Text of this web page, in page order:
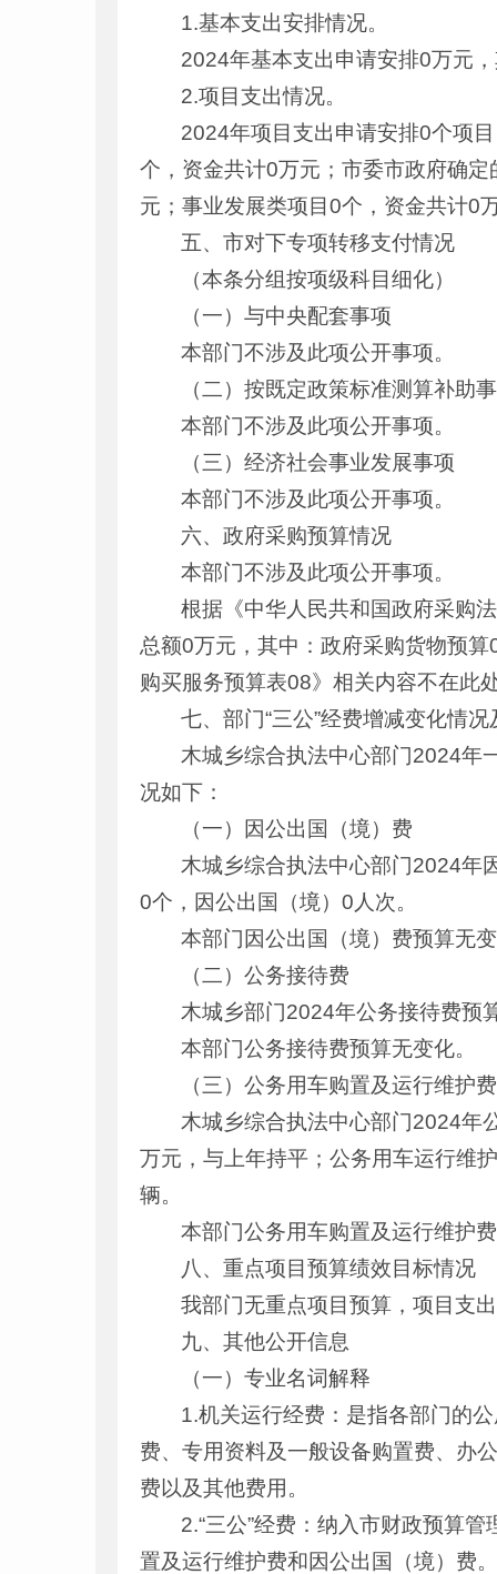
1.基本支出安排情况。
2024年基本支出申请安排0万元
2.项目支出情况。
2024年项目支出申请安排0个项
个，资金共计0万元；市委市政府确
元；事业发展类项目0个，资金共计0
五、市对下专项转移支付情况
（本条分组按项级科目细化）
（一）与中央配套事项
本部门不涉及此项公开事项。
（二）按既定政策标准测算补助
本部门不涉及此项公开事项。
（三）经济社会事业发展事项
本部门不涉及此项公开事项。
六、政府采购预算情况
本部门不涉及此项公开事项。
根据《中华人民共和国政府采购
总额0万元，其中：政府采购货物预
购买服务预算表08》相关内容不在此
七、部门“三公”经费增减变化情
木城乡综合执法中心部门2024年
况如下：
（一）因公出国（境）费
木城乡综合执法中心部门2024年
0个，因公出国（境）0人次。
本部门因公出国（境）费预算无
（二）公务接待费
木城乡部门2024年公务接待费预
本部门公务接待费预算无变化。
（三）公务用车购置及运行维护费
木城乡综合执法中心部门2024年
万元，与上年持平；公务用车运行维
辆。
本部门公务用车购置及运行维护
八、重点项目预算绩效目标情况
我部门无重点项目预算，项目支
九、其他公开信息
（一）专业名词解释
1.机关运行经费：是指各部门的
费、专用资料及一般设备购置费、办
费以及其他费用。
2.“三公”经费：纳入市财政预算
置及运行维护费和因公出国（境）费